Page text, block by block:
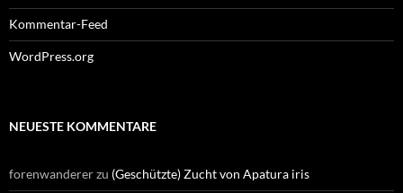
Kommentar-Feed
WordPress.org
NEUESTE KOMMENTARE
forenwandererzu (Geschützte) Zucht von Apatura iris